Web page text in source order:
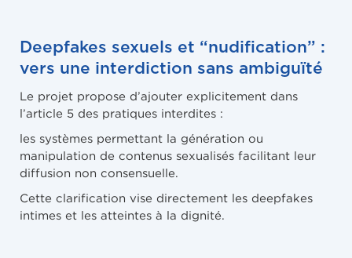
Deepfakes sexuels et “nudification” :
vers une interdiction sans ambiguïté
Le projet propose d’ajouter explicitement dans
l’article 5 des pratiques interdites :
les systèmes permettant la génération ou
manipulation de contenus sexualisés facilitant leur
diffusion non consensuelle.
Cette clarification vise directement les deepfakes
intimes et les atteintes à la dignité.